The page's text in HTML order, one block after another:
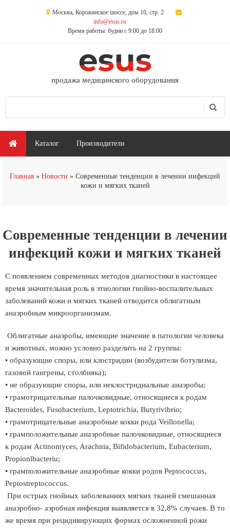
Москва, Коровинское шоссе, дом 10, стр. 2
info@esus.ru
Время работы: будни с 9:00 до 18:00
продажа медицинского оборудования
Главное меню
Каталог Производители
Главная Новости
Современные тенденции в лечении инфекций
кожи и мягких тканей
Современные тенденции в лечении
инфекций кожи и мягких тканей
С появлением современных методов диагностики в настоящее
время значительная роль в этиологии гнойно-воспалительных
заболеваний кожи и мягких тканей отводится облигатным
анаэробным микроорганизмам.
Облигатные анаэробы, имеющие значение в патологии человека
и животных, можно условно разделить на 2 группы:
• образующие споры, или клостридии (возбудители ботулизма,
газовой гангрены, столбняка);
• не образующие споры, или неклостридиальные анаэробы;
• грамотрицательные палочковидные, относящиеся к родам
Bacteroides, Fusobacterium, Leptotrichia, Butyrivibrio;
• грамотрицательные анаэробные кокки рода Veillonella;
• грамположительные анаэробные палочковидные, относящиеся
к родам Actinomyces, Arachnia, Bifidobacterium, Eubacterium,
Propionlbacteriu;
• грамположительные анаэробные кокки родов Peptococcus,
Peptostreptococcus.
При острых гнойных заболеваниях мягких тканей смешанная
анаэробно- аэробная инфекция выявляется в 32,8% случаев. В то
же время при рецидивирующих формах осложненной рожи